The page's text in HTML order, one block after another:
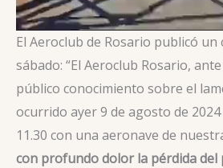
El Aeroclub de Rosario publicó un
sábado: “El Aeroclub Rosario,
público conocimiento sobre el
ocurrido ayer 9 de agosto de
11.30 con una aeronave de
con profundo dolor la pérdida del